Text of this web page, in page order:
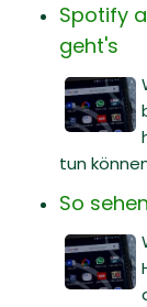
Spotify
geht's
tun
So